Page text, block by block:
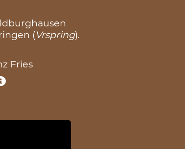
(Vrspring).
Fries